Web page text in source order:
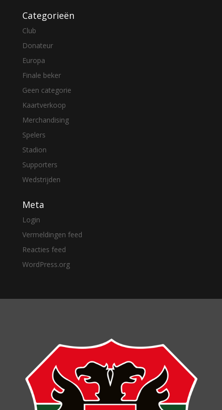
Categorieën
Club
Donateur
Europa
Finale beker
Geen categorie
Kaartverkoop
Merchandising
Spelers
Stadion
Supporters
Wedstrijden
Meta
Login
Vermeldingen feed
Reacties feed
WordPress.org